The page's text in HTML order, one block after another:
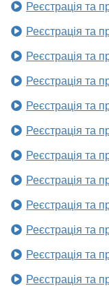
Реєстрація та
Реєстрація та
Реєстрація та
Реєстрація та
Реєстрація та
Реєстрація та
Реєстрація та
Реєстрація та
Реєстрація та
Реєстрація та
Реєстрація та
Реєстрація та